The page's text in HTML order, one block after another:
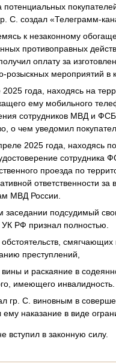
потенциальных
С. создал «Телеграмм-
к незаконному
противоправных
оплату за
розыскных мероприятий в
года, находясь на
ему мобильного
сотрудников МВД и
о чем уведомил
2025 года, находясь
сотрудника
проезда по
ответственности
МВД России.
заседании подсудимый
УК РФ признал полностью.
обстоятельств,
преступлений,
и раскаяние в
имеющего инвалидность.
гр. С. виновным в
ему наказание в виде
вступил в законную силу.